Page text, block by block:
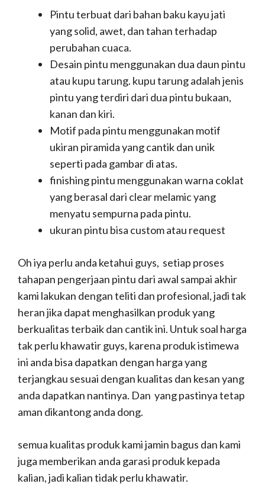
Pintu terbuat dari bahan baku kayu jati
yang solid, awet, dan tahan terhadap
perubahan cuaca.
Desain pintu menggunakan dua daun pintu
atau kupu tarung. kupu tarung adalah jenis
pintu yang terdiri dari dua pintu bukaan,
kanan dan kiri.
Motif pada pintu menggunakan motif
ukiran piramida yang cantik dan unik
seperti pada gambar di atas.
finishing pintu menggunakan warna coklat
yang berasal dari clear melamic yang
menyatu sempurna pada pintu.
ukuran pintu bisa custom atau request
Oh iya perlu anda ketahui guys, setiap proses
tahapan pengerjaan pintu dari awal sampai akhir
kami lakukan dengan teliti dan profesional, jadi tak
heran jika dapat menghasilkan produk yang
berkualitas terbaik dan cantik ini. Untuk soal harga
tak perlu khawatir guys, karena produk istimewa
ini anda bisa dapatkan dengan harga yang
terjangkau sesuai dengan kualitas dan kesan yang
anda dapatkan nantinya. Dan yang pastinya tetap
aman dikantong anda dong.
semua kualitas produk kami jamin bagus dan kami
juga memberikan anda garasi produk kepada
kalian, jadi kalian tidak perlu khawatir.